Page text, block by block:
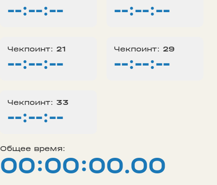
--:--:-- --:--:--
Чекпоинт: 21
--:--:--
Чекпоинт: 29
--:--:--
Чекпоинт: 33
--:--:--
Общее время:
00:00:00.00